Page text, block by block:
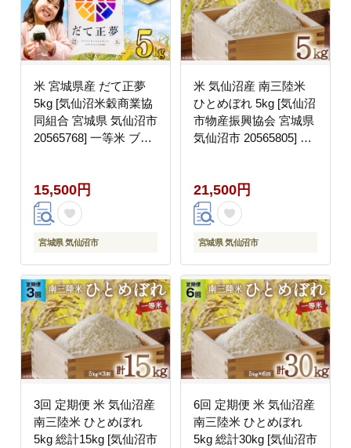
米 宮城県産 だて正夢
5kg [気仙沼米穀商業協
同組合 宮城県 気仙沼市
20565768] 一等米 ブラ
け 家庭用
15,500円
宮城県 気仙沼市
米 気仙沼産 南三陸米
ひとめぼれ 5kg [気仙沼
市物産振興協会 宮城県
気仙沼市 20565805] お
ごはん 小分け 家庭用
21,500円
宮城県 気仙沼市
3回 定期便 米 気仙沼産
南三陸米 ひとめぼれ
5kg 総計15kg [気仙沼市
6回 定期便 米 気仙沼産
南三陸米 ひとめぼれ
5kg 総計30kg [気仙沼市